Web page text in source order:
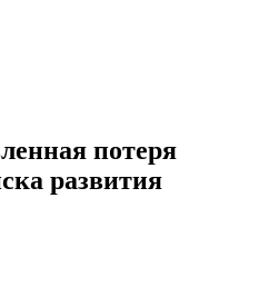
потеря
развития